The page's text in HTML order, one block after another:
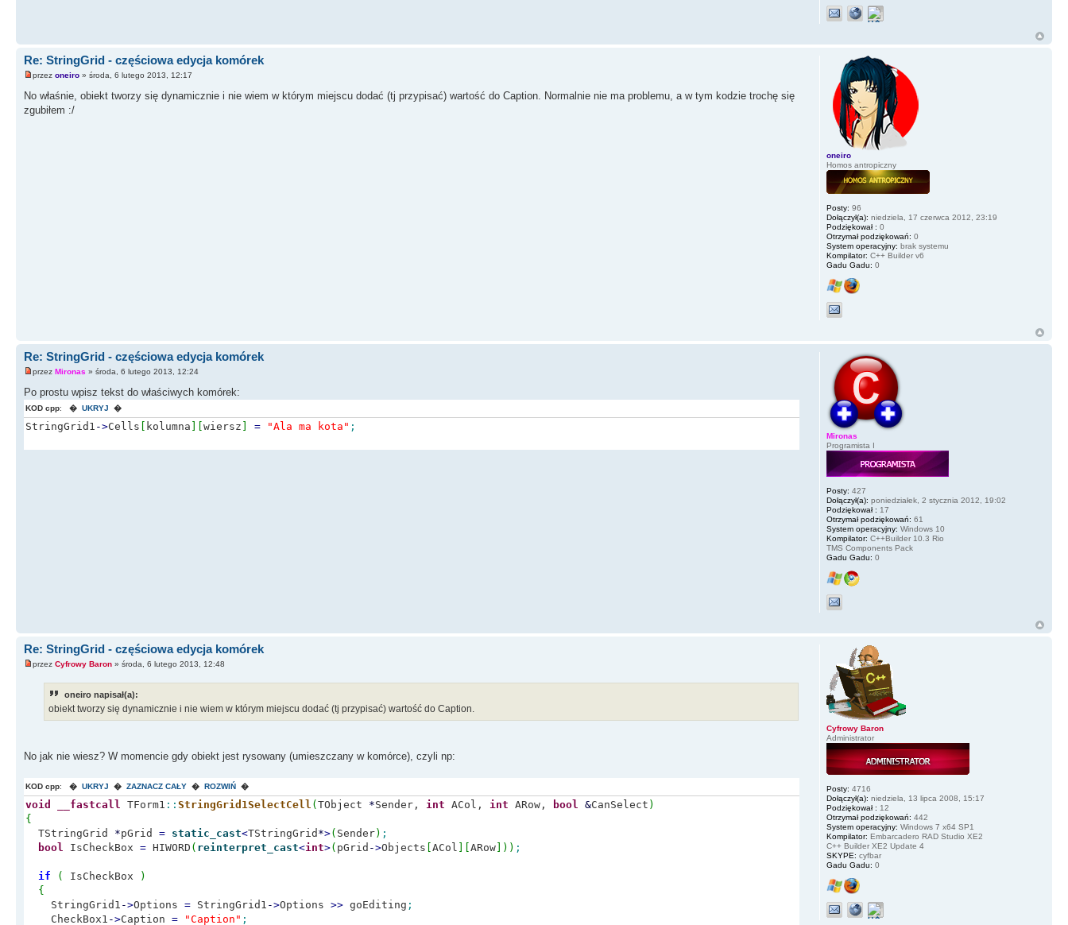
Re: StringGrid - częściowa edycja komórek
przez oneiro » środa, 6 lutego 2013, 12:17
No właśnie, obiekt tworzy się dynamicznie i nie wiem w którym miejscu dodać (tj przypisać) wartość do Caption. Normalnie nie ma problemu, a w tym kodzie trochę się
zgubiłem :/
oneiro
Homos antropiczny
Posty: 96
Dołączył(a): niedziela, 17 czerwca 2012, 23:19
Podziękował : 0
Otrzymał podziękowań: 0
System operacyjny: brak systemu
Kompilator: C++ Builder v6
Gadu Gadu: 0
Re: StringGrid - częściowa edycja komórek
przez Mironas » środa, 6 lutego 2013, 12:24
Po prostu wpisz tekst do właściwych komórek:
KOD cpp: � UKRYJ �
StringGrid1 ->Cells kolumna wiersz = "Ala ma kota" ;
Mironas
Programista I
Posty: 427
Dołączył(a): poniedziałek, 2 stycznia 2012, 19:02
Podziękował : 17
Otrzymał podziękowań: 61
System operacyjny: Windows 10
Kompilator: C++Builder 10.3 Rio
TMS Components Pack
Gadu Gadu: 0
Re: StringGrid - częściowa edycja komórek
przez Cyfrowy Baron » środa, 6 lutego 2013, 12:48
oneiro napisał(a):
obiekt tworzy się dynamicznie i nie wiem w którym miejscu dodać (tj przypisać) wartość do Caption.
No jak nie wiesz? W momencie gdy obiekt jest rysowany (umieszczany w komórce), czyli np:
KOD cpp: � UKRYJ � ZAZNACZ CAŁY � ROZWIŃ �
void __fastcall TForm1 :: StringGrid1SelectCell ( TObject *Sender, int ACol, int ARow, bool &CanSelect )
{
TStringGrid *pGrid = static_cast<TStringGrid *>( Sender) ;
bool IsCheckBox = HIWORD ( reinterpret_cast<int>( pGrid ->Objects ACol ARow ) ) ;
if ( IsCheckBox
)
{
StringGrid1 ->Options = StringGrid1 ->Options >> goEditing ;
CheckBox1 ->Caption = "Caption" ;
Cyfrowy Baron
Administrator
Posty: 4716
Dołączył(a): niedziela, 13 lipca 2008, 15:17
Podziękował : 12
Otrzymał podziękowań: 442
System operacyjny: Windows 7 x64 SP1
Kompilator: Embarcadero RAD Studio XE2
C++ Builder XE2 Update 4
SKYPE: cyfbar
Gadu Gadu: 0